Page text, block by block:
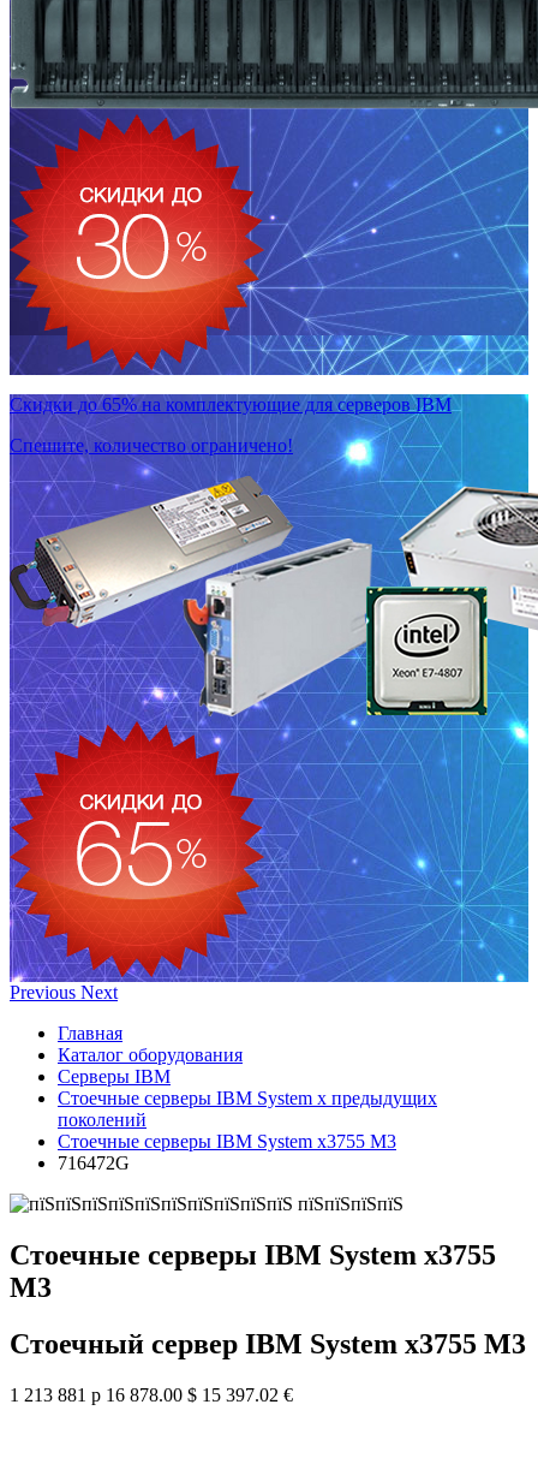
Скидки до 65% на комплектующие для серверов IBM
Спешите, количество ограничено!
Previous Next
Главная
Каталог оборудования
Серверы IBM
Стоечные серверы IBM System x предыдущих
поколений
Стоечные серверы IBM System x3755 M3
716472G
Стоечные серверы IBM System x3755
M3
Стоечный сервер IBM System x3755 M3
1 213 881 р 16 878.00 $ 15 397.02 €